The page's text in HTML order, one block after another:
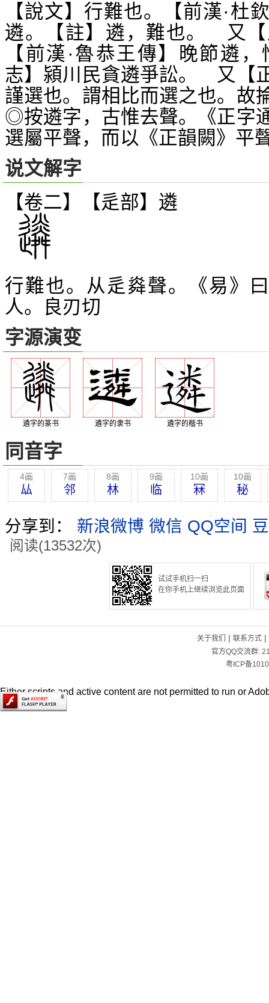
【說文】行難也。【前漢·杜
遴。【註】遴，難也。 又
【前漢·魯恭王傳】晚節遴
志】潁川民貪遴爭訟。 又【
謹選也。謂相比而選之也。
◎按遴字，古惟去聲。《正字
選屬平聲，而以《正韻闕》平
说文解字
【卷二】【辵部】 遴
行難也。从辵 㷠聲。《易》
人。良刃切
字源演变
遴字的篆书 遴字的隶书 遴字的楷书
同音字
4画
厸
7画
邻
8画
林
9画
临
10画
冧
10画
秘
分享到： 新浪微博 微信 QQ空间
阅读(13532次)
试试手机扫一扫
在你手机上继续浏览此页面
关于我们 | 联系方式|
官方QQ交流群:
粤ICP备
Either scripts and active content are not permitted to run or